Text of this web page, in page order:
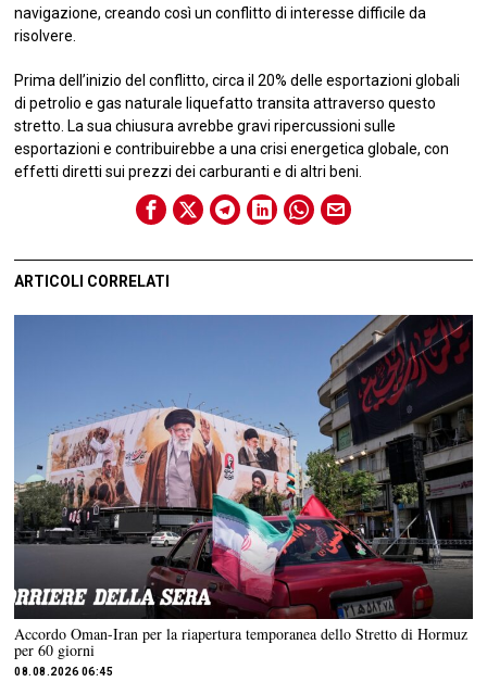
navigazione, creando così un conflitto di interesse difficile da
risolvere.
Prima dell’inizio del conflitto, circa il 20% delle esportazioni globali
di petrolio e gas naturale liquefatto transita attraverso questo
stretto. La sua chiusura avrebbe gravi ripercussioni sulle
esportazioni e contribuirebbe a una crisi energetica globale, con
effetti diretti sui prezzi dei carburanti e di altri beni.
ARTICOLI CORRELATI
Accordo Oman-Iran per la riapertura temporanea dello Stretto di Hormuz
per 60 giorni
08.08.2026 06:45